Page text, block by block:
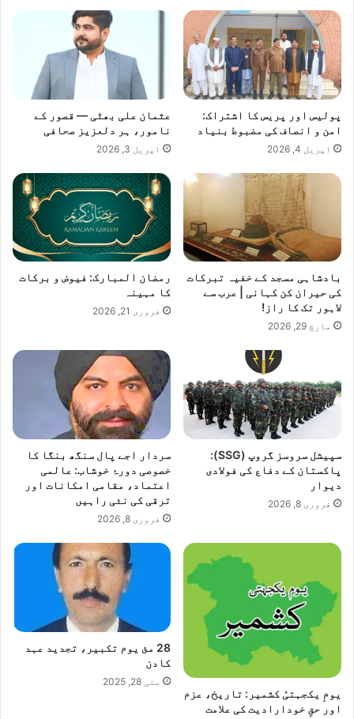
پولیس اور پریس کا اشتراک:
امن و انصاف کی مضبوط بنیاد
اپریل 4, 2026
عثمان علی بھٹی — قصور کے
نامور، ہر دلعزیز صحافی
اپریل 3, 2026
بادشاہی مسجد کے خفیہ تبرکات
کی حیران کن کہانی | عرب سے
لاہور تک کا راز!
مارچ 29, 2026
رمضان المبارک: فیوض و برکات
کا مہینہ
فروری 21, 2026
سپیشل سروسز گروپ (SSG):
پاکستان کے دفاع کی فولادی
دیوار
فروری 8, 2026
سردار اجے پال سنگھ بنگا کا
خصوصی دورۂ خوشاب: عالمی
اعتماد، مقامی امکانات اور
ترقی کی نئی راہیں
فروری 8, 2026
یومِ یکجہتیٔ کشمیر: تاریخ، عزم
اور حقِ خودارادیت کی علامت
28 مئ یوم تکبیر، تجدید عہد
کادن
مئی 28, 2025